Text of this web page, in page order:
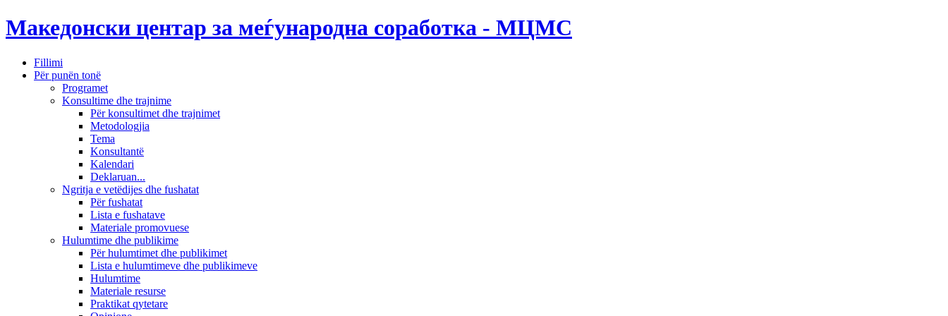
Македонски центар за меѓународна соработка - МЦМС
Fillimi
Për punën tonë
Programet
Konsultime dhe trajnime
Për konsultimet dhe trajnimet
Metodologjia
Tema
Konsultantë
Kalendari
Deklaruan...
Ngritja e vetëdijes dhe fushatat
Për fushatat
Lista e fushatave
Materiale promovuese
Hulumtime dhe publikime
Për hulumtimet dhe publikimet
Lista e hulumtimeve dhe publikimeve
Hulumtime
Materiale resurse
Praktikat qytetare